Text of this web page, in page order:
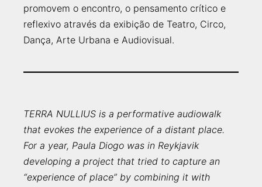
promovem o encontro, o pensamento crítico e
reflexivo através da exibição de Teatro, Circo,
Dança, Arte Urbana e Audiovisual.
TERRA NULLIUS is a performative audiowalk
that evokes the experience of a distant place.
For a year, Paula Diogo was in Reykjavik
developing a project that tried to capture an
“experience of place” by combining it with